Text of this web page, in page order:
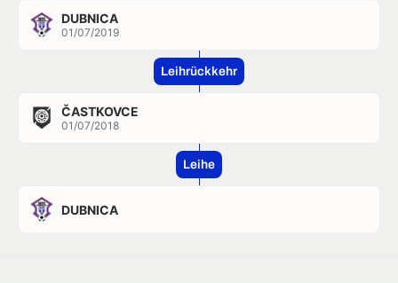
DUBNICA
01/07/2019
Leihrückkehr
ČASTKOVCE
01/07/2018
Leihe
DUBNICA